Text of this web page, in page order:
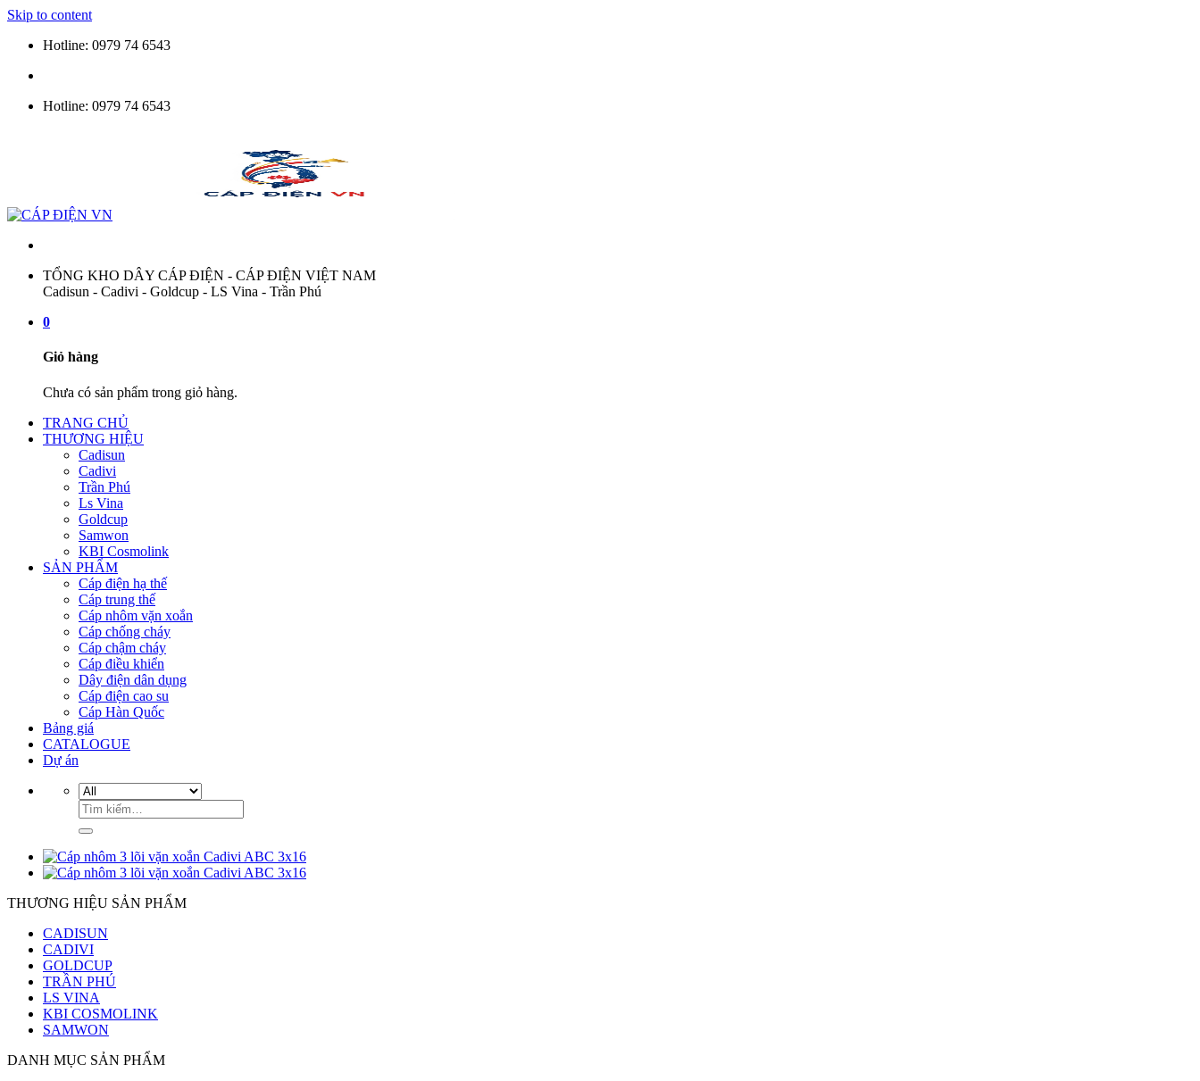
Skip to content
Hotline: 0979 74 6543
Hotline: 0979 74 6543
TỔNG KHO DÂY CÁP ĐIỆN - CÁP ĐIỆN VIỆT NAM
Cadisun - Cadivi - Goldcup - LS Vina - Trần Phú
0
Giỏ hàng
Chưa có sản phẩm trong giỏ hàng.
TRANG CHỦ
THƯƠNG HIỆU
Cadisun
Cadivi
Trần Phú
Ls Vina
Goldcup
Samwon
KBI Cosmolink
SẢN PHẨM
Cáp điện hạ thế
Cáp trung thế
Cáp nhôm vặn xoắn
Cáp chống cháy
Cáp chậm cháy
Cáp điều khiển
Dây điện dân dụng
Cáp điện cao su
Cáp Hàn Quốc
Bảng giá
CATALOGUE
Dự án
THƯƠNG HIỆU SẢN PHẨM
CADISUN
CADIVI
GOLDCUP
TRẦN PHÚ
LS VINA
KBI COSMOLINK
SAMWON
DANH MỤC SẢN PHẨM